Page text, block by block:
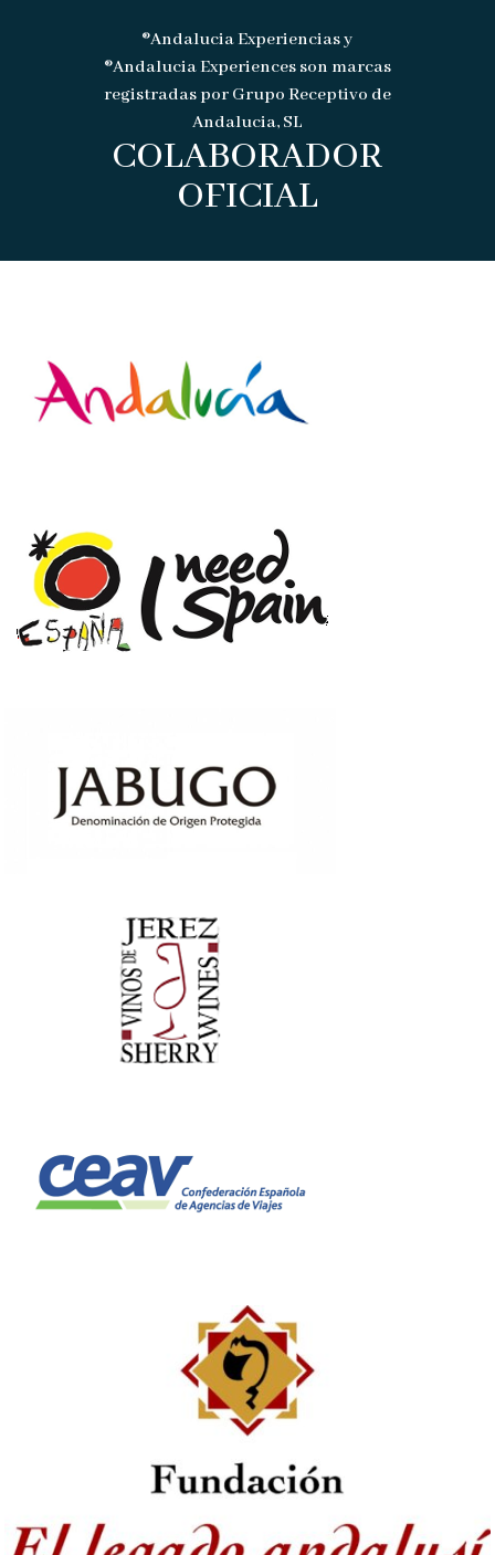
®Andalucia Experiencias y
®Andalucia Experiences son marcas
registradas por Grupo Receptivo de
Andalucia, SL
COLABORADOR
OFICIAL